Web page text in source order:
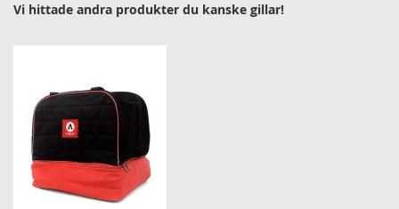
Vi hittade andra produkter du kanske gillar!